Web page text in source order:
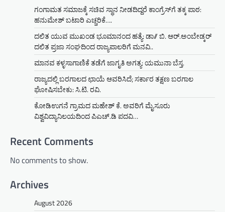
ಗಂಗಾಮತ ಸಮಾಜಕ್ಕೆ ಸಚಿವ ಸ್ಥಾನ ನೀಡದಿದ್ದರೆ ಕಾಂಗ್ರೆಸ್‌ಗೆ ತಕ್ಕ ಪಾಠ:
ಹನುಮೇಶ್ ಬಟಾರಿ ಎಚ್ಚರಿಕೆ….
ದಲಿತ ಯುವ ಮುಖಂಡ ಭೂಮಾನಂದ ಹತ್ಯೆ: ಡಾ// ಬಿ. ಆರ್.ಅಂಬೇಡ್ಕರ್
ದಲಿತ ಪ್ರಜಾ ಸಂಘದಿಂದ ರಾಜ್ಯಪಾಲರಿಗೆ ಮನವಿ..
ಮಾನವ ಕಳ್ಳಸಾಗಾಣಿಕೆ ತಡೆಗೆ ಜಾಗೃತಿ ಅಗತ್ಯ: ಯಮುನಾ ಬೆಸ್ತ.
ರಾಜ್ಯದಲ್ಲಿ ಬರಗಾಲದ ಛಾಯೆ ಆವರಿಸಿದೆ; ಸರ್ಕಾರ ತಕ್ಷಣ ಬರಗಾಲ
ಘೋಷಿಸಬೇಕು: ಸಿ.ಟಿ. ರವಿ.
ಕೋಡಿಉಗನೆ ಗ್ರಾಮದ ಮಹೇಶ್ ಕೆ. ಅವರಿಗೆ ಮೈಸೂರು
ವಿಶ್ವವಿದ್ಯಾನಿಲಯದಿಂದ ಪಿಎಚ್.ಡಿ ಪದವಿ…
Recent Comments
No comments to show.
Archives
August 2026